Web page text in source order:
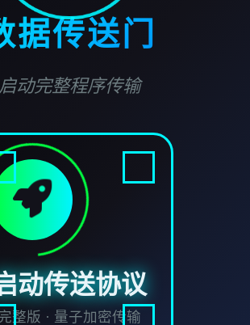
据传送门
启动完整程序传输
动传送协议
整版 · 量子加密传输